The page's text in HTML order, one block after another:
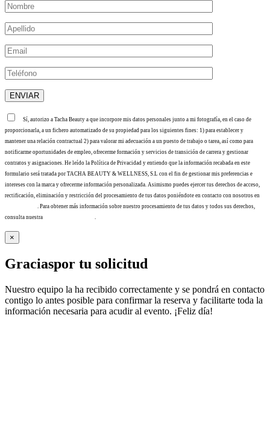
Sí, autorizo a Tacha Beauty a que incorpore mis datos personales junto a mi fotografía, en el caso de
proporcionarla, a un fichero automatizado de su propiedad para los siguientes fines: 1) para establecer y
mantener una relación contractual 2) para valorar mi adecuación a un puesto de trabajo o tarea, así como para
notificarme oportunidades de empleo, ofrecerme formación y servicios de transición de carrera y gestionar
contratos y asignaciones. He leído la Política de Privacidad y entiendo que la información recabada en este
formulario será tratada por TACHA BEAUTY & WELLNESS, S.L con el fin de gestionar mis preferencias e
intereses con la marca y ofrecerme información personalizada. Asimismo puedes ejercer tus derechos de acceso,
rectificación, eliminación y restricción del procesamiento de tus datos poniéndote en contacto con nosotros en
. Para obtener más información sobre nuestro procesamiento de tus datos y todos sus derechos,
consulta nuestra
×
Graciaspor tu solicitud
Nuestro equipo la ha recibido correctamente y se pondrá en contacto
contigo lo antes posible para confirmar la reserva y facilitarte toda la
información necesaria para acudir al evento. ¡Feliz día!